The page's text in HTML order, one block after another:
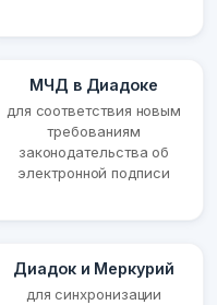
МЧД в Диадоке
для соответствия новым
требованиям
законодательства об
электронной подписи
Диадок и Меркурий
для синхронизации